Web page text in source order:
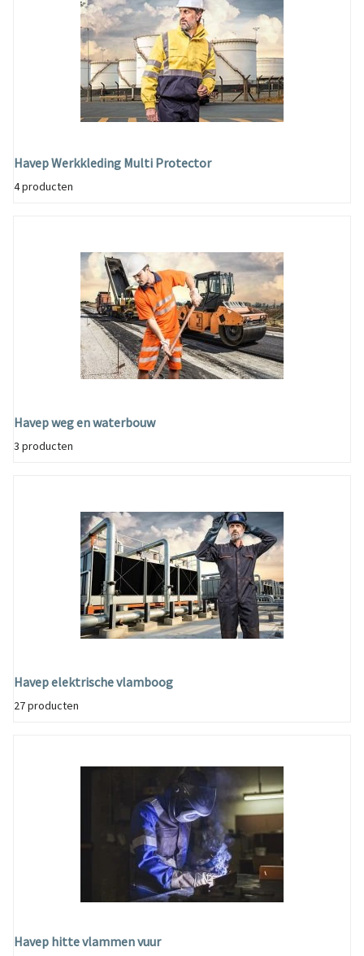
Havep Werkkleding Multi Protector
4 producten
Havep weg en waterbouw
3 producten
Havep elektrische vlamboog
27 producten
Havep hitte vlammen vuur